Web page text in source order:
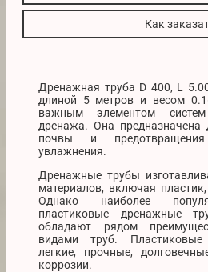
Как
Дренажная труба D 400, L
длиной 5 метров и весом
важным элементом
дренажа. Она
почвы и
увлажнения.
Дренажные трубы
материалов, включая
Однако наиболее
пластиковые дренажные
обладают рядом
видами труб.
легкие, прочные,
коррозии.